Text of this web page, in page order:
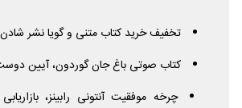
تخفیف خرید کتاب متنی و گویا نشر
کتاب صوتی باغ جان گوردون، آیین
چرخه موفقیت آنتونی رابینز،